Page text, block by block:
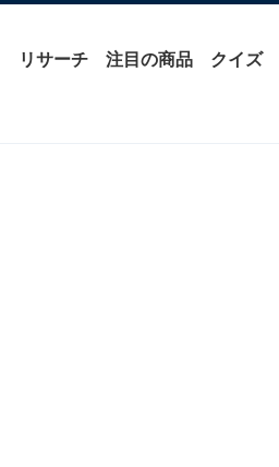
リサーチ 注目の商品 クイズ